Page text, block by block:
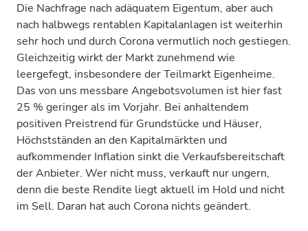
Die Nachfrage nach adäquatem Eigentum, aber auch
nach halbwegs rentablen Kapitalanlagen ist weiterhin
sehr hoch und durch Corona vermutlich noch gestiegen.
Gleichzeitig wirkt der Markt zunehmend wie
leergefegt, insbesondere der Teilmarkt Eigenheime.
Das von uns messbare Angebotsvolumen ist hier fast
25 % geringer als im Vorjahr. Bei anhaltendem
positiven Preistrend für Grundstücke und Häuser,
Höchstständen an den Kapitalmärkten und
aufkommender Inflation sinkt die Verkaufsbereitschaft
der Anbieter. Wer nicht muss, verkauft nur ungern,
denn die beste Rendite liegt aktuell im Hold und nicht
im Sell. Daran hat auch Corona nichts geändert.